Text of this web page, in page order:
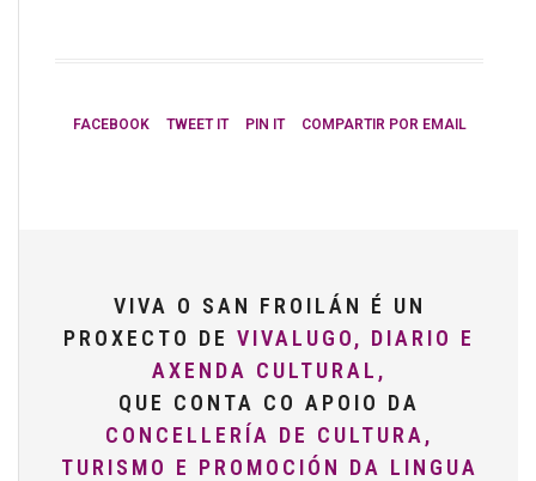
FACEBOOK TWEET IT PIN IT COMPARTIR POR EMAIL
VIVA O SAN FROILÁN É UN
PROXECTO DE VIVALUGO, DIARIO E
AXENDA CULTURAL,
QUE CONTA CO APOIO DA
CONCELLERÍA DE CULTURA,
TURISMO E PROMOCIÓN DA LINGUA